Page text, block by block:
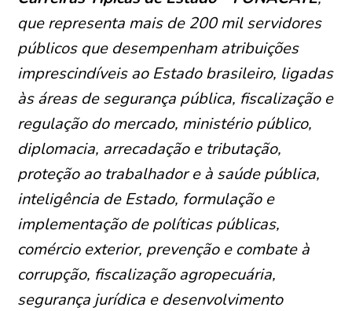
que representa mais de 200 mil servidores
públicos que desempenham atribuições
imprescindíveis ao Estado brasileiro, ligadas
às áreas de segurança pública, fiscalização e
regulação do mercado, ministério público,
diplomacia, arrecadação e tributação,
proteção ao trabalhador e à saúde pública,
inteligência de Estado, formulação e
implementação de políticas públicas,
comércio exterior, prevenção e combate à
corrupção, fiscalização agropecuária,
segurança jurídica e desenvolvimento